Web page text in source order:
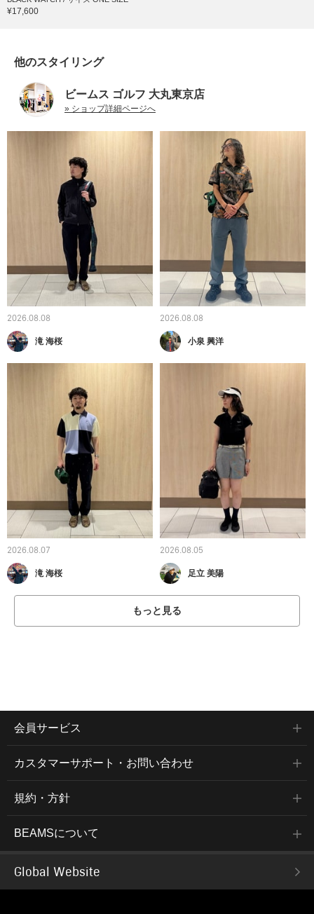
¥17,600
他のスタイリング
ビームス ゴルフ 大丸東京店
» ショップ詳細ページへ
2026.08.08
滝 海桜
2026.08.08
小泉 興洋
2026.08.07
滝 海桜
2026.08.05
足立 美陽
もっと見る
会員サービス
カスタマーサポート・お問い合わせ
規約・方針
BEAMSについて
Global Website